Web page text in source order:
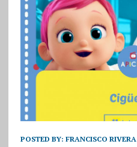
POSTED BY: FRANCISCO RIVERA